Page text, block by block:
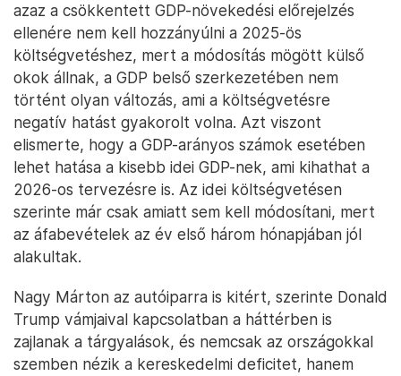
azaz a csökkentett GDP-növekedési előrejelzés
ellenére nem kell hozzányúlni a 2025-ös
költségvetéshez, mert a módosítás mögött külső
okok állnak, a GDP belső szerkezetében nem
történt olyan változás, ami a költségvetésre
negatív hatást gyakorolt volna. Azt viszont
elismerte, hogy a GDP-arányos számok esetében
lehet hatása a kisebb idei GDP-nek, ami kihathat a
2026-os tervezésre is. Az idei költségvetésen
szerinte már csak amiatt sem kell módosítani, mert
az áfabevételek az év első három hónapjában jól
alakultak.
Nagy Márton az autóiparra is kitért, szerinte Donald
Trump vámjaival kapcsolatban a háttérben is
zajlanak a tárgyalások, és nemcsak az országokkal
szemben nézik a kereskedelmi deficitet, hanem